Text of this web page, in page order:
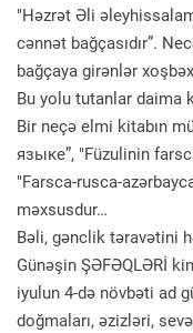
"Həzrət Əli
cənnət bağçasıdır”.
bağçaya girənlər
Bu yolu tutanlar daima
Bir neçə elmi kitabın
языке”, "Füzulinin
"Farsca-rusca-
məxsusdur…
Bəli, gənclik təravətini
Günəşin ŞƏFƏQLƏRİ
iyulun 4-də növbəti ad
doğmaları, əzizləri,